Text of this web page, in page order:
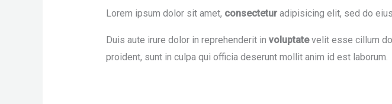
Lorem ipsum dolor sit amet, consecteturadipisicing elit, sed do
Duis aute irure dolor in reprehenderit in voluptatevelit esse cillum
proident, sunt in culpa qui officia deserunt mollit anim id est laborum.